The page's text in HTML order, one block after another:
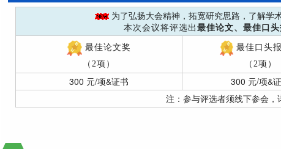
为了弘扬大会精神，拓宽研究思路，了解学
本次会议将评选出 最佳论文、最佳口
最佳论文奖
（2项）
最佳口头
（2项）
300 元/项&证书 300 元/项&
注：参与评选者须线下参会，